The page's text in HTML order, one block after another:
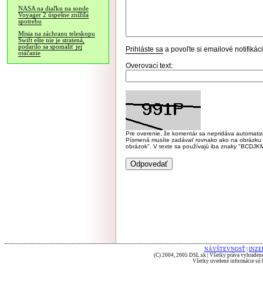
NASA na diaľku na sonde
Voyager 2 úspešne znížila
spotrebu
Misia na záchranu teleskopu
Swift ešte nie je stratená,
podarilo sa spomaliť jej
otáčanie
Prihláste sa a povoľte si emailové
Overovací text:
Pre overenie, že komentár sa nepridáva
Písmená musíte zadávať rovnako ako na
obrázok". V texte sa používajú iba znaky
NÁVŠTEVNOSŤ
(C) 2004, 2005 DSL.sk | Všetky práva
Všetky uvedené informácie sú